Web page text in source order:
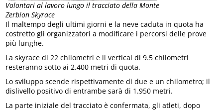
Volontari al lavoro lungo il tracciato della Monte
Zerbion Skyrace
Il maltempo degli ultimi giorni e la neve caduta in quota ha
costretto gli organizzatori a modificare i percorsi delle prove
più lunghe.
La skyrace di 22 chilometri e il vertical di 9.5 chilometri
resteranno sotto ai 2.400 metri di quota.
Lo sviluppo scende rispettivamente di due e un chilometro; il
dislivello positivo di entrambe sarà di 1.950 metri.
La parte iniziale del tracciato è confermata, gli atleti, dopo